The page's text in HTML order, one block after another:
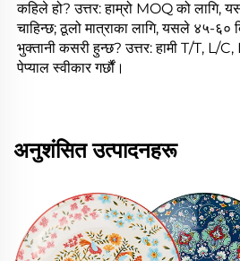
कहिले हो? उत्तर: हाम्रो MOQ को लागि,
चाहिन्छ; ठूलो मात्राका लागि, यसले ४५-६०
भुक्तानी कसरी हुन्छ? उत्तर: हामी T/T, L/
पेप्याल स्वीकार गर्छौं।
अनुशंसित उत्पादनहरू